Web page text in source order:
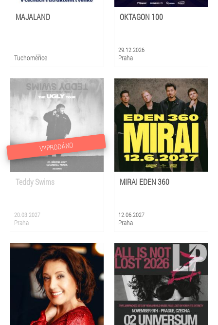
MAJALAND
Tuchoměřice
OKTAGON 100
29.12.2026
Praha
VYPRODÁNO
Teddy Swims
20.03.2027
Praha
MIRAI EDEN 360
12.06.2027
Praha